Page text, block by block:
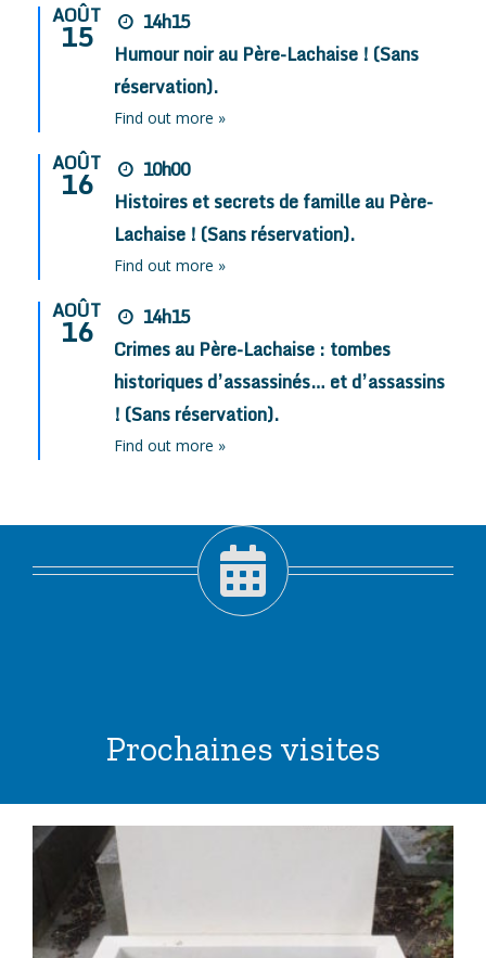
AOÛT
15
14h15
Humour noir au Père-Lachaise ! (Sans
réservation).
Find out more »
AOÛT
16
10h00
Histoires et secrets de famille au Père-
Lachaise ! (Sans réservation).
Find out more »
AOÛT
16
14h15
Crimes au Père-Lachaise : tombes
historiques d’assassinés… et d’assassins
! (Sans réservation).
Find out more »
Prochaines visites